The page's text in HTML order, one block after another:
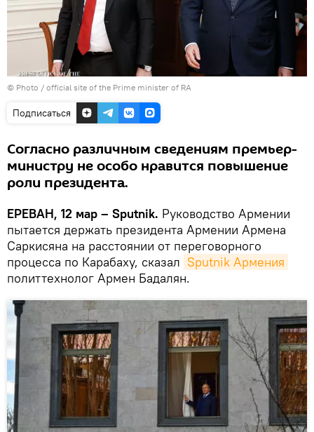
© Photo / official site of the Prime minister of RA
Подписаться
Согласно различным сведениям премьер-
министру не особо нравится повышение
роли президента.
ЕРЕВАН, 12 мар – Sputnik. Руководство Армении
пытается держать президента Армении Армена
Саркисяна на расстоянии от переговорного
процесса по Карабаху, сказал Sputnik Армения
политтехнолог Армен Бадалян.